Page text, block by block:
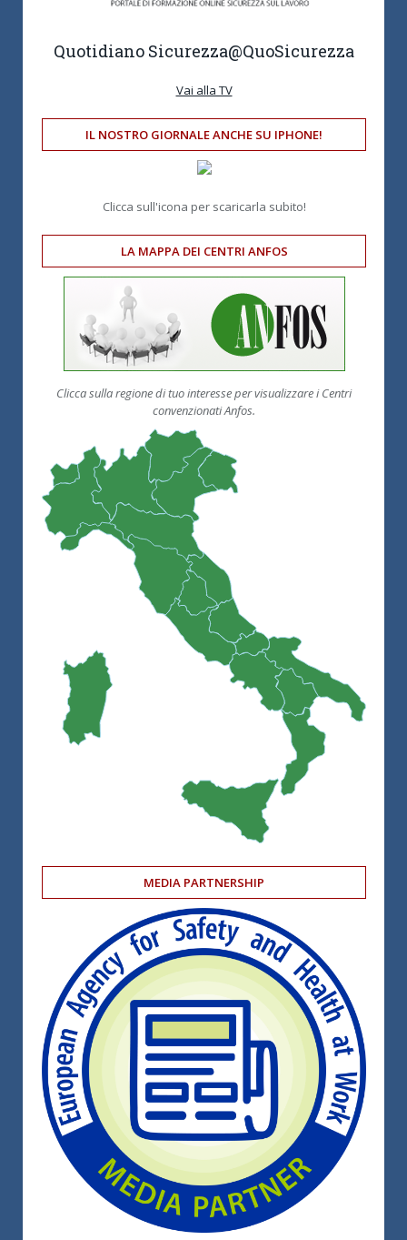
Quotidiano Sicurezza@QuoSicurezza
Vai alla TV
IL NOSTRO GIORNALE ANCHE SU IPHONE!
Clicca sull'icona per scaricarla subito!
LA MAPPA DEI CENTRI ANFOS
Clicca sulla regione di tuo interesse per visualizzare i Centri
convenzionati Anfos.
MEDIA PARTNERSHIP